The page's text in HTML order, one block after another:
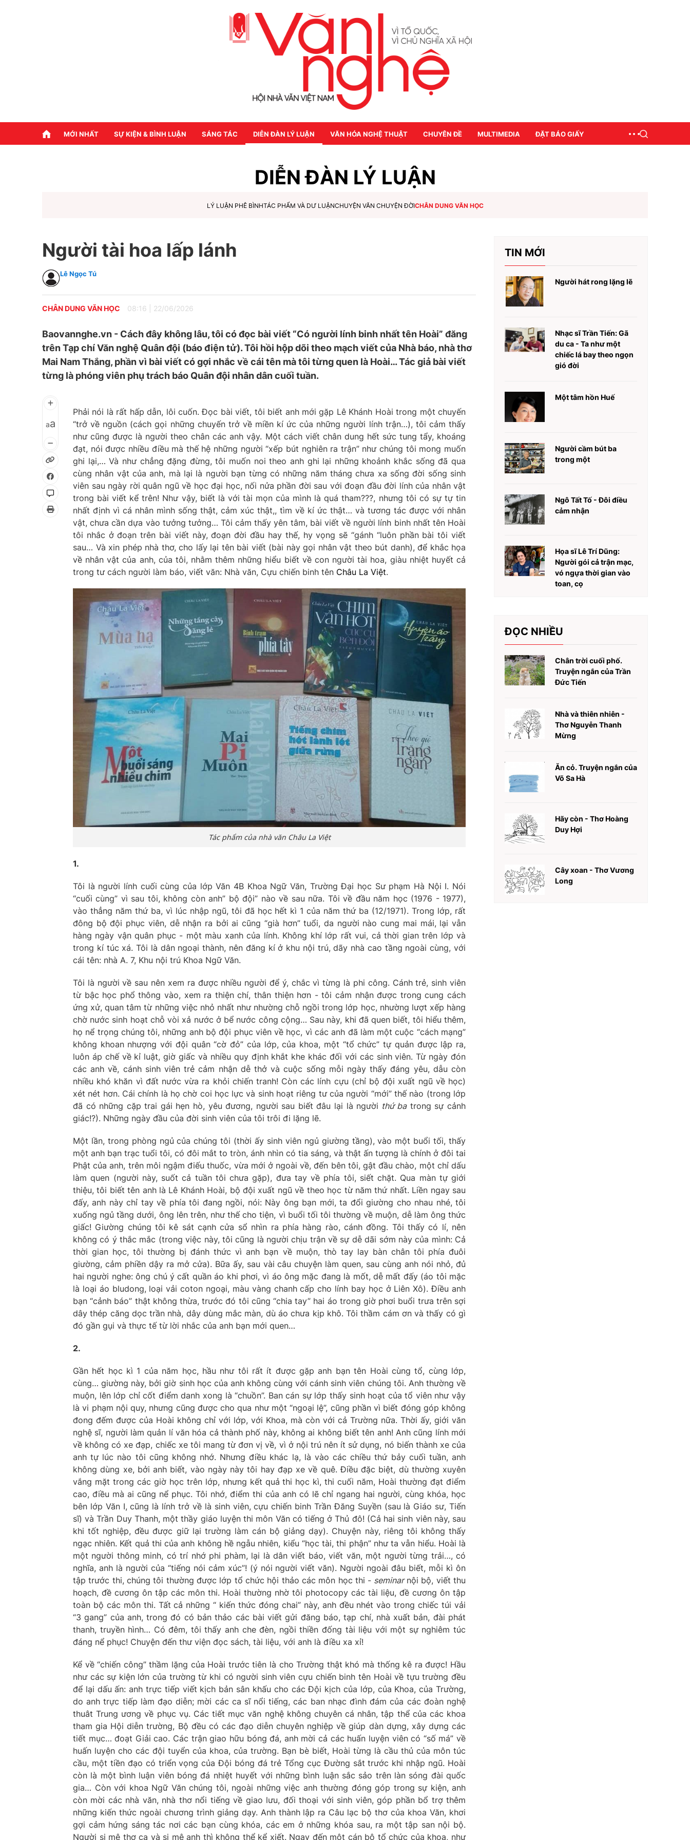
MỚI NHẤT SỰ KIỆN & BÌNH LUẬN SÁNG TÁC DIỄN ĐÀN LÝ LUẬN VĂN HÓA NGHỆ THUẬT CHUYÊN ĐỀ MULTIMEDIA ĐẶT BÁO GIẤY
DIỄN ĐÀN LÝ LUẬN
LÝ LUẬN PHÊ BÌNHTÁC PHẨM VÀ DƯ LUẬNCHUYỆN VĂN CHUYỆN ĐỜICHÂN DUNG VĂN HỌC
Người tài hoa lấp lánh
Lê Ngọc Tú
CHÂN DUNG VĂN HỌC 08:16 22/06/2026
Baovannghe.vn - Cách đây không lâu, tôi có đọc bài viết “Có người lính binh nhất tên Hoài” đăng
trên Tạp chí Văn nghệ Quân đội (báo điện tử). Tôi hồi hộp dõi theo mạch viết của Nhà báo, nhà thơ
Mai Nam Thắng, phần vì bài viết có gợi nhắc về cái tên mà tôi từng quen là Hoài… Tác giả bài viết
từng là phóng viên phụ trách báo Quân đội nhân dân cuối tuần.
aa
Phải nói là rất hấp dẫn, lôi cuốn. Đọc bài viết, tôi biết anh mới gặp Lê Khánh Hoài trong một chuyến
“trở về nguồn (cách gọi những chuyến trở về miền kí ức của những người lính trận…), tôi cảm thấy
như cũng được là người theo chân các anh vậy. Một cách viết chân dung hết sức tung tẩy, khoáng
đạt, nói được nhiều điều mà thế hệ những người “xếp bút nghiên ra trận” như chúng tôi mong muốn
ghi lại,… Và như chẳng đặng đừng, tôi muốn noi theo anh ghi lại những khoảnh khắc sống đã qua
cùng nhân vật của anh, mà lại là người bạn từng có những năm tháng chưa xa sống đời sống sinh
viên sau ngày rời quân ngũ về học đại học, nối nửa phần đời sau với đoạn đầu đời lính của nhân vật
trong bài viết kể trên! Như vậy, biết là với tài mọn của mình là quá tham???, nhưng tôi có sự tự tin
nhất định vì cá nhân mình sống thật, cảm xúc thật,, tìm về kí ức thật… và tương tác được với nhân
vật, chưa cần dựa vào tưởng tưởng… Tôi cảm thấy yên tâm, bài viết về người lính binh nhất tên Hoài
tôi nhắc ở đoạn trên bài viết này, đoạn đời đầu hay thế, hy vọng sẽ “gánh “luôn phần bài tôi viết
sau… Và xin phép nhà thơ, cho lấy lại tên bài viết (bài này gọi nhân vật theo bút danh), để khắc họa
về nhân vật của anh, của tôi, nhằm thêm những hiểu biết về con người tài hoa, giàu nhiệt huyết cả
trong tư cách người làm báo, viết văn: Nhà văn, Cựu chiến binh tên Châu La Việt.
Tác phẩm của nhà văn Châu La Việt
1.
Tôi là người lính cuối cùng của lớp Văn 4B Khoa Ngữ Văn, Trường Đại học Sư phạm Hà Nội I. Nói
“cuối cùng” vì sau tôi, không còn anh” bộ đội” nào về sau nữa. Tôi về đầu năm học (1976 - 1977),
vào thẳng năm thứ ba, vì lúc nhập ngũ, tôi đã học hết kì 1 của năm thứ ba (12/1971). Trong lớp, rất
đông bộ đội phục viên, dễ nhận ra bởi ai cũng “già hơn” tuổi, da người nào cung mai mái, lại vẫn
hàng ngày vận quân phục - một màu xanh của lính. Không khí lớp rất vui, cả thời gian trên lớp và
trong kí túc xá. Tôi là dân ngoại thành, nên đăng kí ở khu nội trú, dãy nhà cao tầng ngoài cùng, với
cái tên: nhà A. 7, Khu nội trú Khoa Ngữ Văn.
Tôi là người về sau nên xem ra được nhiều người để ý, chắc vì từng là phi công. Cánh trẻ, sinh viên
từ bậc học phổ thông vào, xem ra thiện chí, thân thiện hơn - tôi cảm nhận được trong cung cách
ứng xử, quan tâm từ những việc nhỏ nhất như nhường chỗ ngồi trong lớp học, nhường lượt xếp hàng
chờ nước sinh hoạt chỗ vòi xả nước ở bể nước công cộng… Sau này, khi đã quen biết, tôi hiểu thêm,
họ nể trọng chúng tôi, những anh bộ đội phục viên về học, vì các anh đã làm một cuộc “cách mạng”
không khoan nhượng với đội quân “cờ đỏ” của lớp, của khoa, một “tổ chức” tự quản được lập ra,
luôn áp chế về kỉ luật, giờ giấc và nhiều quy định khắt khe khác đối với các sinh viên. Từ ngày đón
các anh về, cánh sinh viên trẻ cảm nhận dễ thở và cuộc sống mỗi ngày thấy đáng yêu, dẫu còn
nhiều khó khăn vì đất nước vừa ra khỏi chiến tranh! Còn các lính cựu (chỉ bộ đội xuất ngũ về học)
xét nét hơn. Cái chính là họ chờ coi học lực và sinh hoạt riêng tư của người “mới” thế nào (trong lớp
đã có những cặp trai gái hẹn hò, yêu đương, người sau biết đâu lại là người thứ batrong sự cảnh
giác!?). Những ngày đầu của đời sinh viên của tôi trôi đi lặng lẽ.
Một lần, trong phòng ngủ của chúng tôi (thời ấy sinh viên ngủ giường tầng), vào một buổi tối, thấy
một anh bạn trạc tuổi tôi, có đôi mắt to tròn, ánh nhìn có tia sáng, và thật ấn tượng là chính ở đôi tai
Phật của anh, trên môi ngậm điếu thuốc, vừa mới ở ngoài về, đến bên tôi, gật đầu chào, một chỉ dấu
làm quen (người này, suốt cả tuần tôi chưa gặp), đưa tay về phía tôi, siết chặt. Qua màn tự giới
thiệu, tôi biết tên anh là Lê Khánh Hoài, bộ đội xuất ngũ về theo học từ năm thứ nhất. Liền ngay sau
đấy, anh này chỉ tay về phía tôi đang ngồi, nói: Này ông bạn mới, ta đổi giường cho nhau nhé, tôi
xuống ngủ tầng dưới, ông lên trên, như thế cho tiện, vì buổi tối tôi thường về muộn, dễ làm ông thức
giấc! Giường chúng tôi kê sát cạnh cửa sổ nhìn ra phía hàng rào, cánh đồng. Tôi thấy có lí, nên
không có ý thắc mắc (trong việc này, tôi cũng là người chịu trận về sự dễ dãi sớm này của mình: Cả
thời gian học, tôi thường bị đánh thức vì anh bạn về muộn, thò tay lay bàn chân tôi phía đuôi
giường, cảm phiền dậy ra mở cửa). Bữa ấy, sau vài câu chuyện làm quen, sau cùng anh nói nhỏ, đủ
hai người nghe: ông chú ý cất quần áo khi phơi, vì áo ông mặc đang là mốt, dễ mất đấy (áo tôi mặc
là loại áo bludong, loại vải coton ngoại, màu vàng chanh cấp cho lính bay học ở Liên Xô). Điều anh
bạn “cảnh báo” thật không thừa, trước đó tôi cũng “chia tay” hai áo trong giờ phơi buổi trưa trên sợi
dây thép căng dọc trần nhà, dây dùng mắc màn, dù áo chưa kịp khô. Tôi thầm cám ơn và thấy có gì
đó gần gụi và thực tế từ lời nhắc của anh bạn mới quen…
2.
Gần hết học kì 1 của năm học, hầu như tôi rất ít được gặp anh bạn tên Hoài cùng tổ, cùng lớp,
cùng… giường này, bởi giờ sinh học của anh không cùng với cánh sinh viên chúng tôi. Anh thường về
muộn, lên lớp chỉ cốt điểm danh xong là “chuồn”. Ban cán sự lớp thấy sinh hoạt của tổ viên như vậy
là vi phạm nội quy, nhưng cũng được cho qua như một “ngoại lệ”, cũng phần vì biết đóng góp không
đong đếm được của Hoài không chỉ với lớp, với Khoa, mà còn với cả Trường nữa. Thời ấy, giới văn
nghệ sĩ, người làm quản lí văn hóa cả thành phố này, không ai không biết tên anh! Anh cũng lính mới
về không có xe đạp, chiếc xe tôi mang từ đơn vị về, vì ở nội trú nên ít sử dụng, nó biến thành xe của
anh tự lúc nào tôi cũng không nhớ. Nhưng điều khác lạ, là vào các chiều thứ bảy cuối tuần, anh
không dùng xe, bởi anh biết, vào ngày này tôi hay đạp xe về quê. Điều đặc biệt, dù thường xuyên
vắng mặt trong các giờ học trên lớp, nhưng kết quả thi học kì, thi cuối năm, Hoài thường đạt điểm
cao, điều mà ai cũng nể phục. Tôi nhớ, điểm thi của anh có lẽ chỉ ngang hai người, cùng khóa, học
bên lớp Văn I, cũng là lính trở về là sinh viên, cựu chiến binh Trần Đăng Suyền (sau là Giáo sư, Tiến
sĩ) và Trần Duy Thanh, một thầy giáo luyện thi môn Văn có tiếng ở Thủ đô! (Cả hai sinh viên này, sau
khi tốt nghiệp, đều được giữ lại trường làm cán bộ giảng dạy). Chuyện này, riêng tôi không thấy
ngạc nhiên. Kết quả thi của anh không hề ngẫu nhiên, kiểu “học tài, thi phận” như ta vẫn hiểu. Hoài là
một người thông minh, có trí nhớ phi phàm, lại là dân viết báo, viết văn, một người từng trải…, có
nghĩa, anh là người của “tiếng nói cảm xúc”! (ý nói người viết văn). Người ngoài đâu biết, mỗi kì ôn
tập trước thi, chúng tôi thường được lớp tổ chức hội thảo các môn học thi - seminarnội bộ, viết thu
hoạch, đề cương ôn tập các môn thi. Hoài thường nhờ tôi photocopy các tài liệu, đề cương ôn tập
toàn bộ các môn thi. Tất cả những “ kiến thức đóng chai” này, anh đều nhét vào trong chiếc túi vải
“3 gang” của anh, trong đó có bản thảo các bài viết gửi đăng báo, tạp chí, nhà xuất bản, đài phát
thanh, truyền hình… Có đêm, tôi thấy anh che đèn, ngồi thiền đống tài liệu với một sự nghiêm túc
đáng nể phục! Chuyện đến thư viện đọc sách, tài liệu, với anh là điều xa xỉ!
Kể về “chiến công” thầm lặng của Hoài trước tiên là cho Trường thật khó mà thống kê ra được! Hầu
như các sự kiện lớn của trường từ khi có người sinh viên cựu chiến binh tên Hoài về tựu trường đều
để lại dấu ấn: anh trực tiếp viết kịch bản sân khấu cho các Đội kịch của lớp, của Khoa, của Trường,
do anh trực tiếp làm đạo diễn; mời các ca sĩ nổi tiếng, các ban nhạc đình đám của các đoàn nghệ
thuât Trung ương về phục vụ. Các tiết mục văn nghệ không chuyên cá nhân, tập thể của các khoa
tham gia Hội diễn trường, Bộ đều có các đạo diễn chuyên nghiệp về giúp dàn dựng, xây dựng các
tiết mục… đoạt Giải cao. Các trận giao hữu bóng đá, anh mời cả các huấn luyện viên có “số má” về
huấn luyện cho các đội tuyển của khoa, của trường. Bạn bè biết, Hoài từng là cầu thủ của môn túc
cầu, một tiền đạo có triển vọng của Đội bóng đá trẻ Tổng cục Đường sắt trước khi nhập ngũ. Hoài
còn là một bình luận viên bóng đá nhiệt huyết với những bình luận sắc sảo trên làn sóng đài quốc
gia… Còn với khoa Ngữ Văn chúng tôi, ngoài những việc anh thường đóng góp trong sự kiện, anh
còn mời các nhà văn, nhà thơ nổi tiếng về giao lưu, đối thoại với sinh viên, góp phần bổ trợ thêm
những kiến thức ngoài chương trình giảng dạy. Anh thành lập ra Câu lạc bộ thơ của khoa Văn, khơi
gợi cảm hứng sáng tác nơi các bạn cùng khóa, các em ở những khóa sau, ra một tập san nội bộ.
Người si mê thơ ca và si mê anh thì không thể kể xiết. Ngay đến một cán bộ tổ chức của khoa, như
TIN MỚI
Người hát rong lặng lẽ
Nhạc sĩ Trần Tiến: Gã
du ca - Ta như một
chiếc lá bay theo ngọn
gió đời
Một tâm hồn Huế
Người cầm bút ba
trong một
Ngô Tất Tố - Đôi điều
cảm nhận
Họa sĩ Lê Trí Dũng:
Người gói cả trận mạc,
vó ngựa thời gian vào
toan, cọ
ĐỌC NHIỀU
Chân trời cuối phố.
Truyện ngắn của Trần
Đức Tiến
Nhà và thiên nhiên -
Thơ Nguyễn Thanh
Mừng
Ăn cỏ. Truyện ngắn của
Võ Sa Hà
Hãy còn - Thơ Hoàng
Duy Hợi
Cây xoan - Thơ Vương
Long